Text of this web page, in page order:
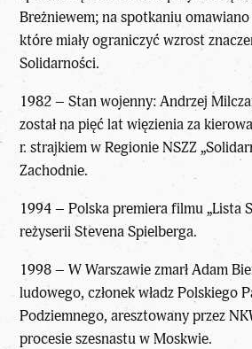
Breżniewem; na spotkaniu omawiano
które miały ograniczyć wzrost
Solidarności.
1982 – Stan wojenny: Andrzej
został na pięć lat więzienia za
r. strajkiem w Regionie NSZZ
Zachodnie.
1994 – Polska premiera filmu „Lista
reżyserii Stevena Spielberga.
1998 – W Warszawie zmarł Adam
ludowego, członek władz Polskiego
Podziemnego, aresztowany przez
procesie szesnastu w Moskwie.